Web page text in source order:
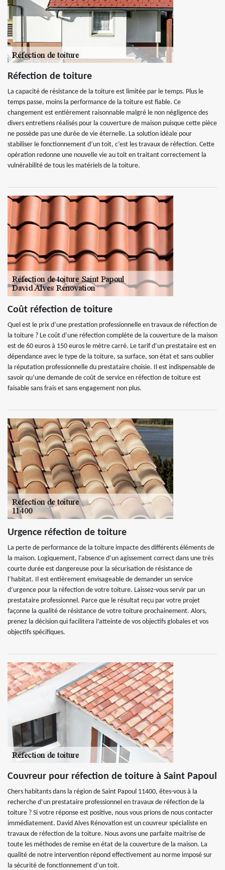
Réfection de toiture
La capacité de résistance de la toiture est limitée par le temps. Plus le
temps passe, moins la performance de la toiture est fiable. Ce
changement est entièrement raisonnable malgré le non négligence des
divers entretiens réalisés pour la couverture de maison puisque cette pièce
ne possède pas une durée de vie éternelle. La solution idéale pour
stabiliser le fonctionnement d’un toit, c’est les travaux de réfection. Cette
opération redonne une nouvelle vie au toit en traitant correctement la
vulnérabilité de tous les matériels de la toiture.
Coût réfection de toiture
Quel est le prix d’une prestation professionnelle en travaux de réfection de
la toiture ? Le coût d’une réfection complète de la couverture de la maison
est de 60 euros à 150 euros le mètre carré. Le tarif d’un prestataire est en
dépendance avec le type de la toiture, sa surface, son état et sans oublier
la réputation professionnelle du prestataire choisie. Il est indispensable de
savoir qu’une demande de coût de service en réfection de toiture est
faisable sans frais et sans engagement non plus.
Urgence réfection de toiture
La perte de performance de la toiture impacte des différents éléments de
la maison. Logiquement, l’absence d’un agissement correct dans une très
courte durée est dangereuse pour la sécurisation de résistance de
l’habitat. Il est entièrement envisageable de demander un service
d’urgence pour la réfection de votre toiture. Laissez-vous servir par un
prestataire professionnel. Parce que le résultat reçu par votre projet
façonne la qualité de résistance de votre toiture prochainement. Alors,
prenez la décision qui facilitera l’atteinte de vos objectifs globales et vos
objectifs spécifiques.
Couvreur pour réfection de toiture à Saint Papoul
Chers habitants dans la région de Saint Papoul 11400, êtes-vous à la
recherche d’un prestataire professionnel en travaux de réfection de la
toiture ? Si votre réponse est positive, nous vous prions de nous contacter
immédiatement. David Alves Rénovation est un couvreur spécialiste en
travaux de réfection de la toiture. Nous avons une parfaite maitrise de
toute les méthodes de remise en état de la couverture de la maison. La
qualité de notre intervention répond effectivement au norme imposé sur
la sécurité de fonctionnement d’un toit.